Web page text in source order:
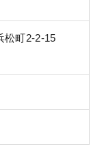
松町2-2-15